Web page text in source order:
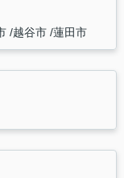
越谷市 蓮田市